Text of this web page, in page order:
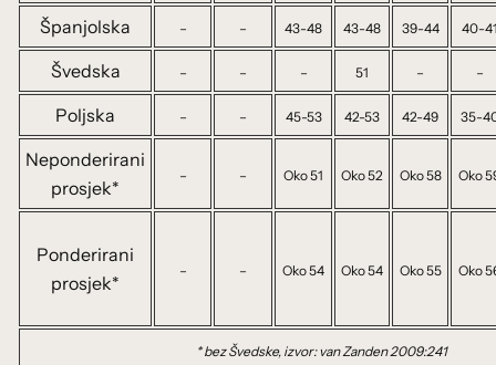
Španjolska – – 43-48 43-48 39-44 40-
Švedska – – – 51 – –
Poljska – – 45-53 42-53 42-49 35-
Neponderirani
prosjek*
– – Oko 51 Oko 52 Oko 58 Oko
Ponderirani
prosjek*
– – Oko 54 Oko 54 Oko 55 Oko
* bez Švedske, izvor: van Zanden 2009:241